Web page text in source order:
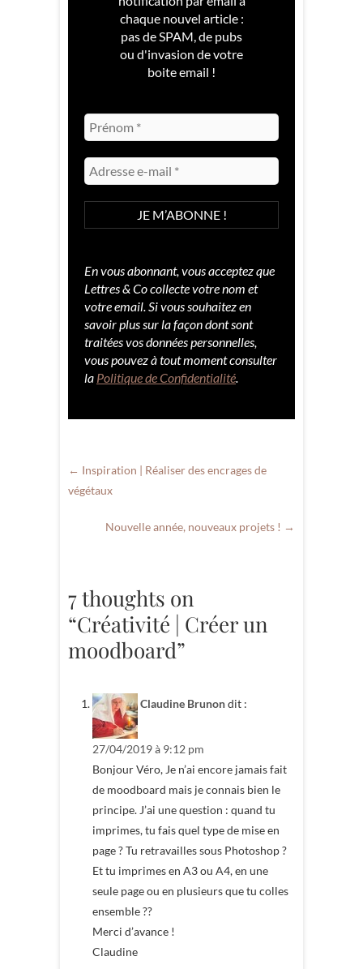
chaque nouvel article :
pas de SPAM, de pubs
ou d'invasion de votre
boite email !
En vous abonnant, vous acceptez que
Lettres & Co collecte votre nom et
votre email. Si vous souhaitez en
savoir plus sur la façon dont sont
traitées vos données personnelles,
vous pouvez à tout moment consulter
la Politique de Confidentialité
← Inspiration | Réaliser des encrages de
végétaux
Nouvelle année, nouveaux projets ! →
7 thoughts on
“Créativité | Créer un
moodboard”
Claudine Brunondit :
27/04/2019 à 9:12 pm
Bonjour Véro, Je n’ai encore jamais fait
de moodboard mais je connais bien le
principe. J’ai une question : quand tu
imprimes, tu fais quel type de mise en
page ? Tu retravailles sous Photoshop ?
Et tu imprimes en A3 ou A4, en une
seule page ou en plusieurs que tu colles
ensemble ??
Merci d’avance !
Claudine